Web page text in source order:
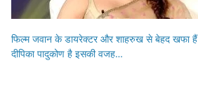
फिल्म जवान के डायरेक्टर और शाहरुख से बेहद खफा हैं
दीपिका पादुकोण है इसकी वजह…